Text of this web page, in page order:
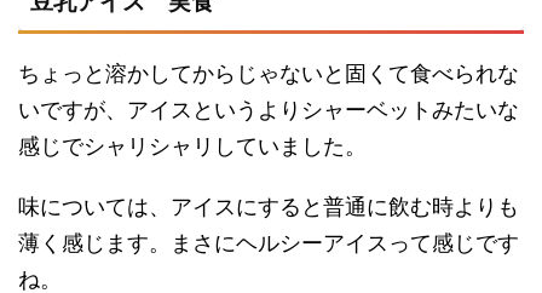
ちょっと溶かしてからじゃないと固くて食べられな
いですが、アイスというよりシャーベットみたいな
感じでシャリシャリしていました。
味については、アイスにすると普通に飲む時よりも
薄く感じます。まさにヘルシーアイスって感じです
ね。